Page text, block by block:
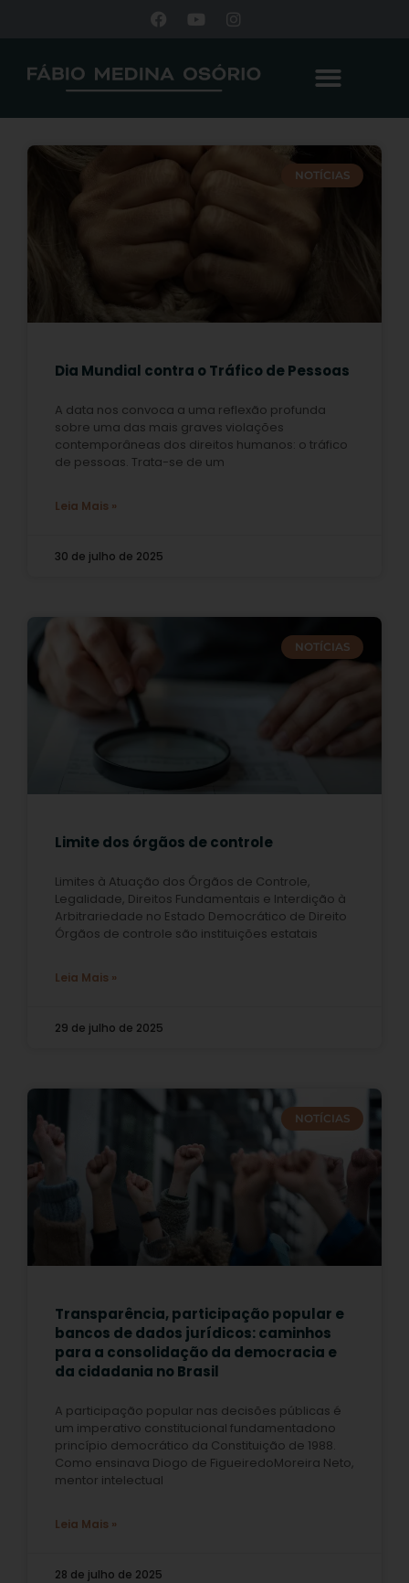
NOTÍCIAS
Dia Mundial contra o Tráfico de Pessoas
A data nos convoca a uma reflexão profunda
sobre uma das mais graves violações
contemporâneas dos direitos humanos: o tráfico
de pessoas. Trata-se de um
Leia Mais »
30 de julho de 2025
NOTÍCIAS
Limite dos órgãos de controle
Limites à Atuação dos Órgãos de Controle,
Legalidade, Direitos Fundamentais e Interdição à
Arbitrariedade no Estado Democrático de Direito
Órgãos de controle são instituições estatais
Leia Mais »
29 de julho de 2025
NOTÍCIAS
Transparência, participação popular e
bancos de dados jurídicos: caminhos
para a consolidação da democracia e
da cidadania no Brasil
A participação popular nas decisões públicas é
um imperativo constitucional fundamentadono
princípio democrático da Constituição de 1988.
Como ensinava Diogo de FigueiredoMoreira Neto,
mentor intelectual
Leia Mais »
28 de julho de 2025